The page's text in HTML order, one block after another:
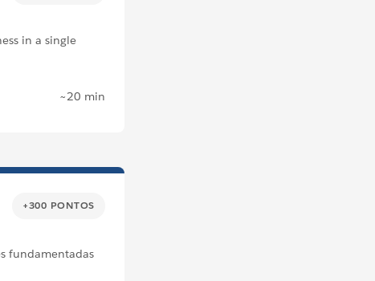
in a single
~20 min
+300 PONTOS
fundamentadas